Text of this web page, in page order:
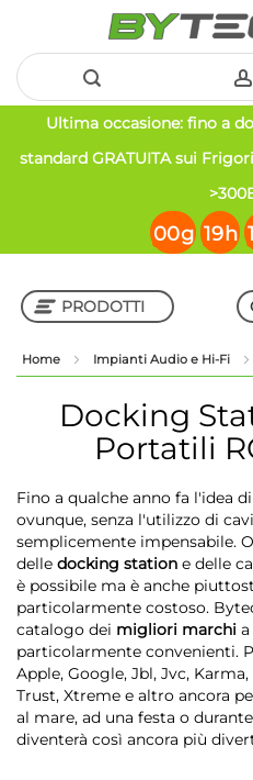
Salta
al
Ultima occasione: fino a
standard GRATUITA sui
00g 19h
PRODOTTI
Shop in Shop
Home Impianti Audio e Hi-Fi
Docking
Portatili
Fino a qualche anno fa l'idea
ovunque, senza l'utilizzo di
semplicemente impensabile.
delle docking station e delle
è possibile ma è anche
particolarmente costoso.
catalogo dei migliori marchi
particolarmente convenienti.
Apple, Google, Jbl, Jvc,
Trust, Xtreme e altro ancora
al mare, ad una festa o
diventerà così ancora più